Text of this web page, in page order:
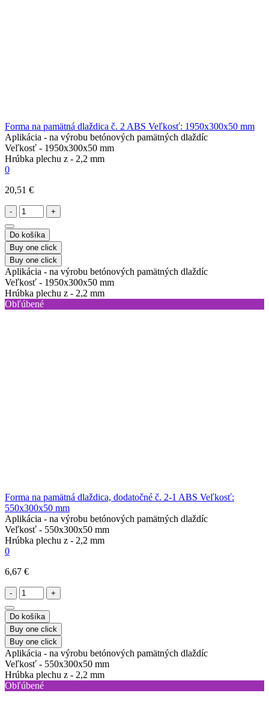
Forma na pamätná dlaždica č. 2 ABS Veľkosť: 1950x300x50 mm
Aplikácia - na výrobu betónových pamätných dlaždíc
Veľkosť - 1950x300x50 mm
Hrúbka plechu z - 2,2 mm
0
20,51 €
- +
Do košíka
Buy one click
Buy one click
Aplikácia - na výrobu betónových pamätných dlaždíc
Veľkosť - 1950x300x50 mm
Hrúbka plechu z - 2,2 mm
Obľúbené
Forma na pamätná dlaždica, dodatočné č. 2-1 ABS Veľkosť:
550x300x50 mm
Aplikácia - na výrobu betónových pamätných dlaždíc
Veľkosť - 550x300x50 mm
Hrúbka plechu z - 2,2 mm
0
6,67 €
- +
Do košíka
Buy one click
Buy one click
Aplikácia - na výrobu betónových pamätných dlaždíc
Veľkosť - 550x300x50 mm
Hrúbka plechu z - 2,2 mm
Obľúbené